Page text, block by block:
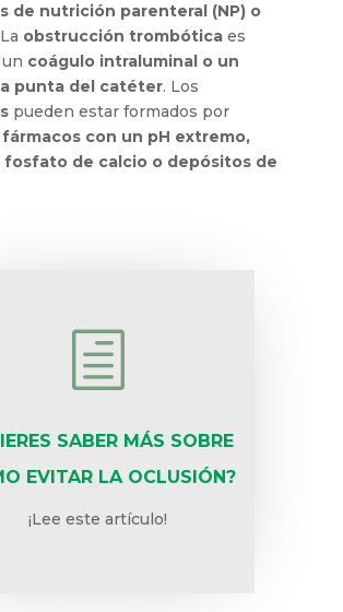
de nutrición parenteral (NP) o
obstrucción trombótica es
coágulo intraluminal o un
punta del catéter. Los
pueden estar formados por
con un pH extremo,
fosfato de calcio o depósitos de
h
SABER MÁS SOBRE
EVITAR LA OCLUSIÓN?
¡Lee este artículo!